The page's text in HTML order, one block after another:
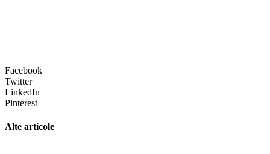
Facebook
Twitter
LinkedIn
Pinterest
Alte articole